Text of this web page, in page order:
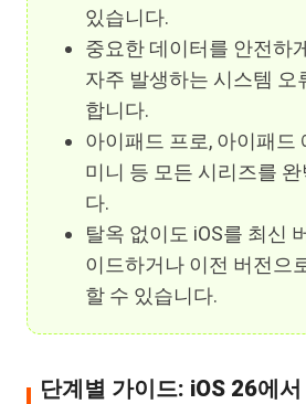
있습니다.
중요한 데이터를 안전하
자주 발생하는 시스템 오
합니다.
아이패드 프로, 아이패드
미니 등 모든 시리즈를
다.
탈옥 없이도 iOS를 최신
이드하거나 이전 버전으
할 수 있습니다.
단계별 가이드: iOS 26에